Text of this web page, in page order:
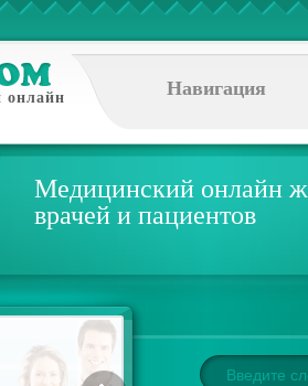
онлайн
Навигация
Медицинский онлайн
врачей и пациентов